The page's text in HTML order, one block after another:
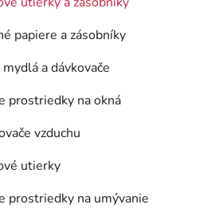
papiere a zásobníky
a dávkovače
prostriedky na okná
vzduchu
utierky
prostriedky na umývanie